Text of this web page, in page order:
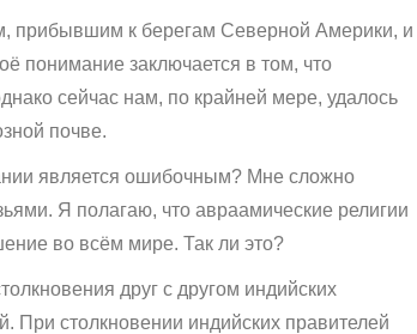
прибывшим к берегам Северной Америки, и
понимание заключается в том, что
сейчас нам, по крайней мере, удалось
почве.
является ошибочным? Мне сложно
Я полагаю, что авраамические религии
во всём мире. Так ли это?
друг с другом индийских
При столкновении индийских правителей